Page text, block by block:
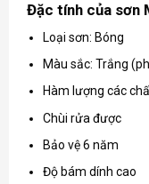
Đặc tính của sơn
Loại sơn: Bóng
Màu sắc: Trắng
Hàm lượng các
Chùi rửa được
Bảo vệ 6 năm
Độ bám dính cao